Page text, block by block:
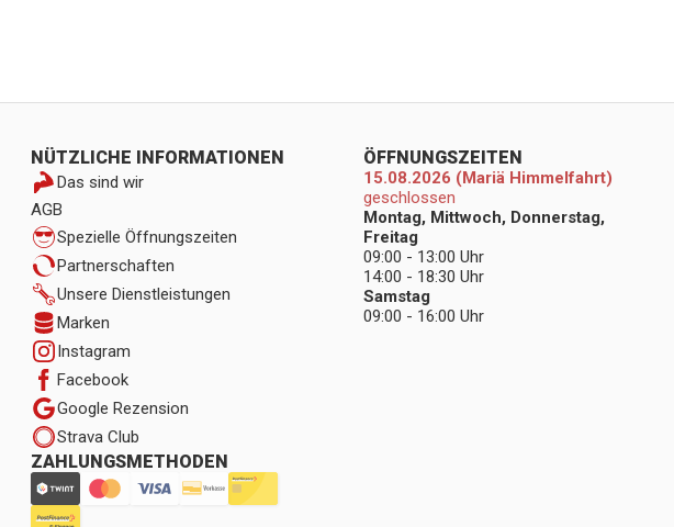
NÜTZLICHE INFORMATIONEN
Das sind wir
AGB
Spezielle Öffnungszeiten
Partnerschaften
Unsere Dienstleistungen
Marken
Instagram
Facebook
Google Rezension
Strava Club
ZAHLUNGSMETHODEN
ÖFFNUNGSZEITEN
15.08.2026 (Mariä Himmelfahrt)
geschlossen
Montag, Mittwoch, Donnerstag,
Freitag
09:00 - 13:00 Uhr
14:00 - 18:30 Uhr
Samstag
09:00 - 16:00 Uhr